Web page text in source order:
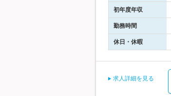
初年度年収
勤務時間
休日・休暇
求人詳細を見る